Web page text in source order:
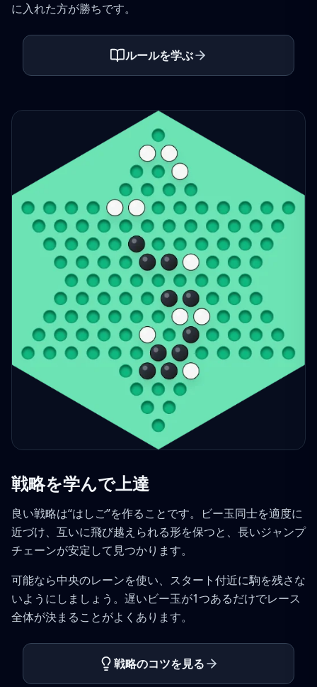
に入れた方が勝ちです。
ルールを学ぶ
戦略を学んで上達
良い戦略は“はしご”を作ることです。ビー玉同士を適度に
近づけ、互いに飛び越えられる形を保つと、長いジャンプ
チェーンが安定して見つかります。
可能なら中央のレーンを使い、スタート付近に駒を残さな
いようにしましょう。遅いビー玉が1つあるだけでレース
全体が決まることがよくあります。
戦略のコツを見る